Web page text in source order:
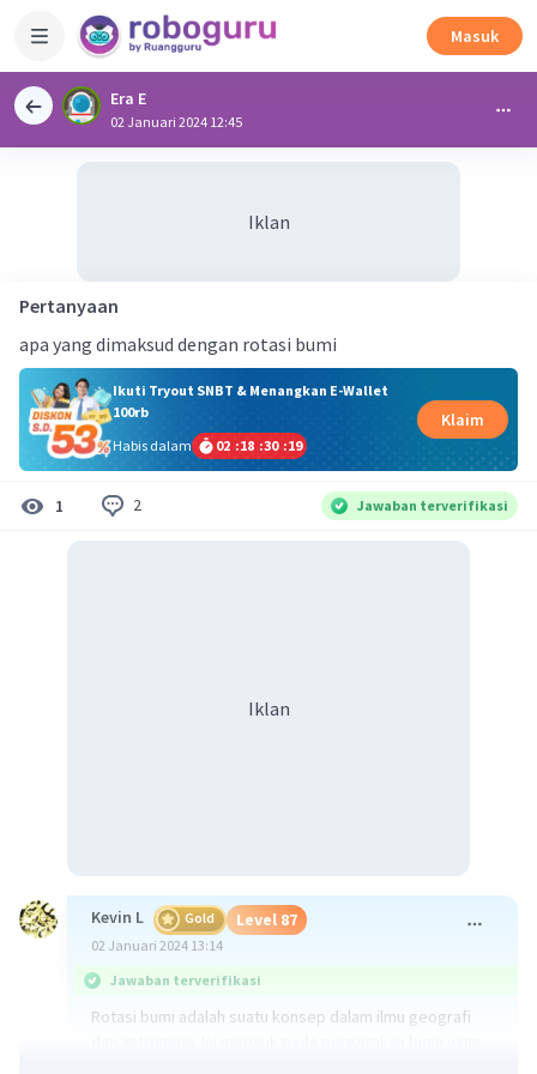
Masuk
Era E
02 Januari 2024 12:45
Iklan
Pertanyaan
apa yang dimaksud dengan rotasi bumi
Ikuti Tryout SNBT & Menangkan E-Wallet
100rb
Habis dalam
02 :18 :30 :19
Klaim
1 2 Jawaban terverifikasi
Iklan
Kevin L Gold Level 87
02 Januari 2024 13:14
Jawaban terverifikasi
Rotasi bumi adalah suatu konsep dalam ilmu geografi